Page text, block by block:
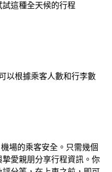
這種全天候的行程
以根據乘客人數和行李數
場的乘客安全。只需幾個
愛親朋分享行程資訊。你